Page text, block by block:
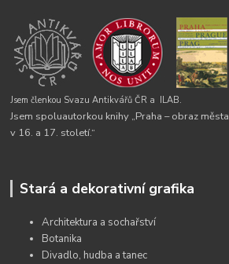
Jsem členkou Svazu Antikvářů ČR a ILAB.
Jsem spoluautorkou knihy „Praha – obraz města
v 16. a 17. století.“
Stará a dekorativní grafika
Architektura a sochařství
Botanika
Divadlo, hudba a tanec